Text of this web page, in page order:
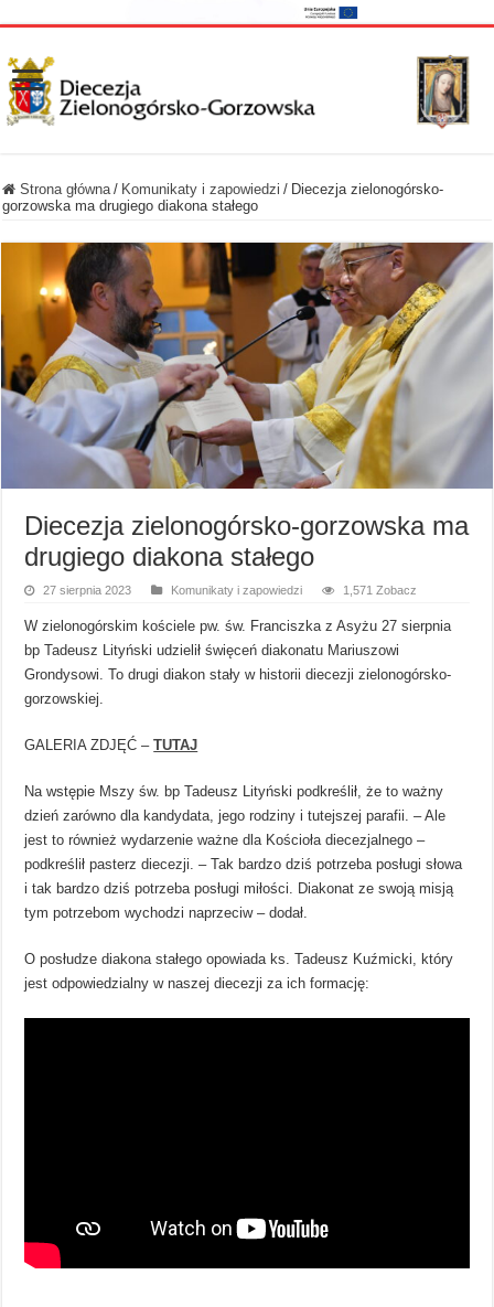
Strona główna / Komunikaty i zapowiedzi / Diecezja zielonogórsko-
gorzowska ma drugiego diakona stałego
Diecezja zielonogórsko-gorzowska ma
drugiego diakona stałego
27 sierpnia 2023 Komunikaty i zapowiedzi 1,571 Zobacz
W zielonogórskim kościele pw. św. Franciszka z Asyżu 27 sierpnia
bp Tadeusz Lityński udzielił święceń diakonatu Mariuszowi
Grondysowi. To drugi diakon stały w historii diecezji zielonogórsko-
gorzowskiej.
GALERIA ZDJĘĆ –TUTAJ
Na wstępie Mszy św. bp Tadeusz Lityński podkreślił, że to ważny
dzień zarówno dla kandydata, jego rodziny i tutejszej parafii. – Ale
jest to również wydarzenie ważne dla Kościoła diecezjalnego –
podkreślił pasterz diecezji. – Tak bardzo dziś potrzeba posługi słowa
i tak bardzo dziś potrzeba posługi miłości. Diakonat ze swoją misją
tym potrzebom wychodzi naprzeciw – dodał.
O posłudze diakona stałego opowiada ks. Tadeusz Kuźmicki, który
jest odpowiedzialny w naszej diecezji za ich formację: